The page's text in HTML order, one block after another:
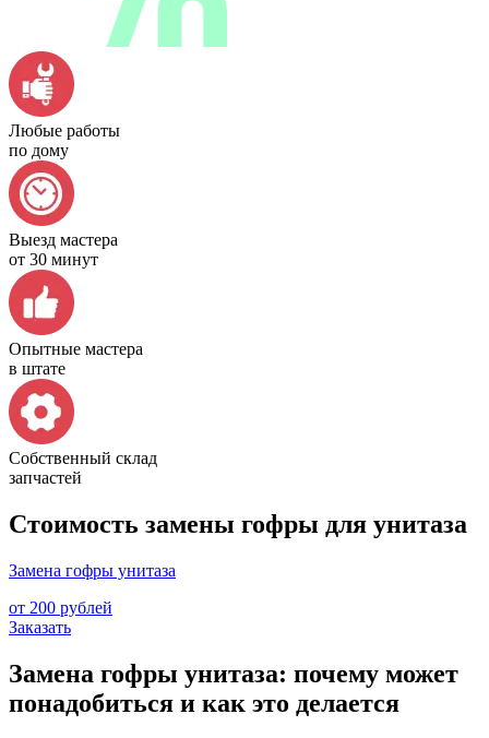
Любые работы
по дому
Выезд мастера
от 30 минут
Опытные мастера
в штате
Собственный склад
запчастей
Стоимость замены гофры для унитаза
Замена гофры унитаза
от 200 рублей
Заказать
Замена гофры унитаза: почему может
понадобиться и как это делается